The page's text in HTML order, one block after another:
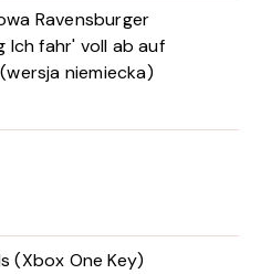
Ravensburger
Ich fahr' voll ab auf
niemiecka)
(Xbox One Key)